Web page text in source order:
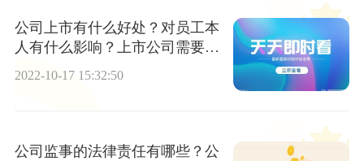
公司上市有什么好处？对员工本
人有什么影响？上市公司需要多
少时间？
2022-10-17 15:32:50
公司监事的法律责任有哪些？公